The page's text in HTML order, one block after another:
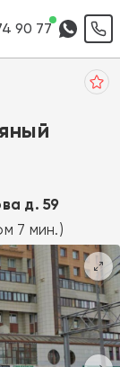
90 77
д. 59
7 мин.)